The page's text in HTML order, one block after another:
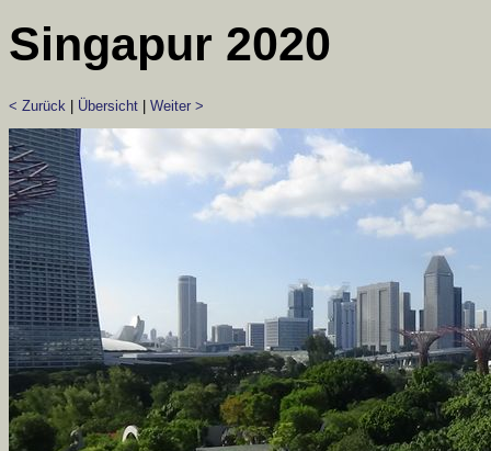
Singapur 2020
< Zurück Übersicht Weiter >